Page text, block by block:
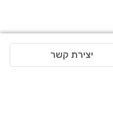
יצירת קשר